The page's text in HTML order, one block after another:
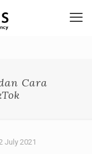
Cara
July 2021